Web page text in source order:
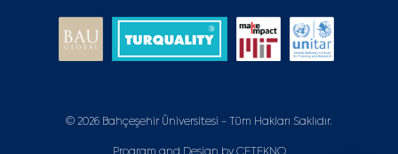
© 2026 Bahçeşehir Üniversitesi - Tüm Hakları Saklıdır.